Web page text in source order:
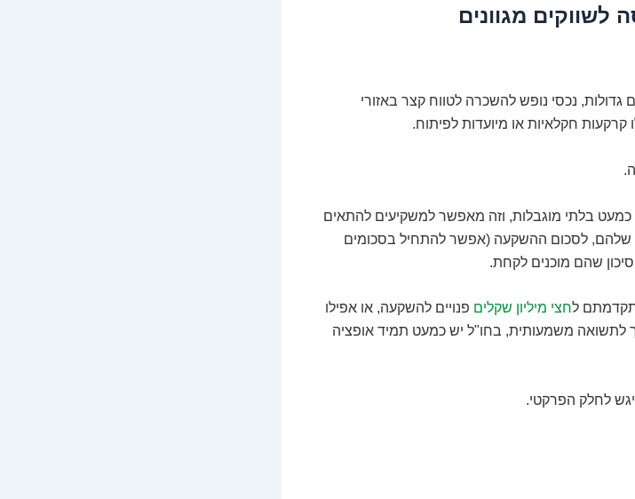
גדולות, נכסי נופש להשכרה לטווח קצר באזורי
חקלאיות או מיועדות לפיתוח.
כמעט בלתי מוגבלות, וזה מאפשר למשקיעים להתאים
שלהם, לסכום ההשקעה (אפשר להתחיל בסכומים
שהם מוכנים לקחת.
לחצי מיליון שקלים פנויים להשקעה, או אפילו
לתשואה משמעותית, בחו"ל יש כמעט תמיד אופציה
לחלק הפרקטי.